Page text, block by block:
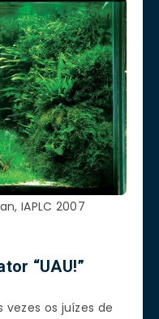
IAPLC 2007
“UAU!”
os juízes de